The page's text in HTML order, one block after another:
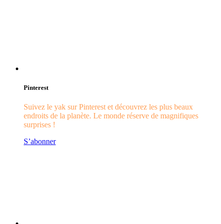
Pinterest
Suivez le yak sur Pinterest et découvrez les plus beaux
endroits de la planète. Le monde réserve de magnifiques
surprises !
S’abonner